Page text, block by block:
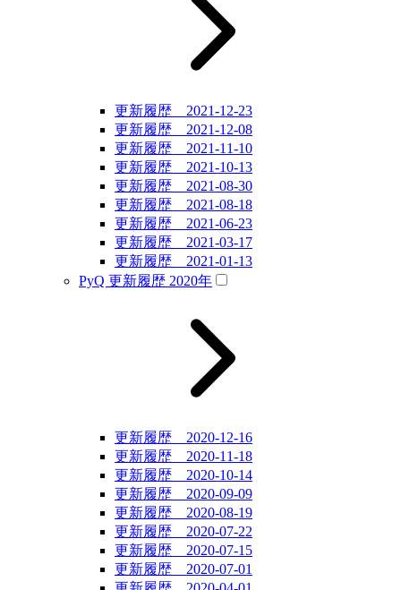
更新履歴 2021-12-23
更新履歴 2021-12-08
更新履歴 2021-11-10
更新履歴 2021-10-13
更新履歴 2021-08-30
更新履歴 2021-08-18
更新履歴 2021-06-23
更新履歴 2021-03-17
更新履歴 2021-01-13
PyQ 更新履歴 2020年
更新履歴 2020-12-16
更新履歴 2020-11-18
更新履歴 2020-10-14
更新履歴 2020-09-09
更新履歴 2020-08-19
更新履歴 2020-07-22
更新履歴 2020-07-15
更新履歴 2020-07-01